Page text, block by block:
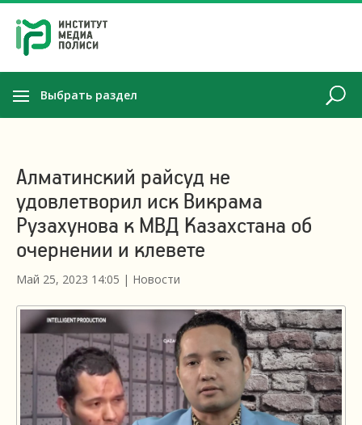
Выбрать раздел
Алматинский райсуд не
удовлетворил иск Викрама
Рузахунова к МВД Казахстана об
очернении и клевете
Май 25, 2023 14:05 | Новости